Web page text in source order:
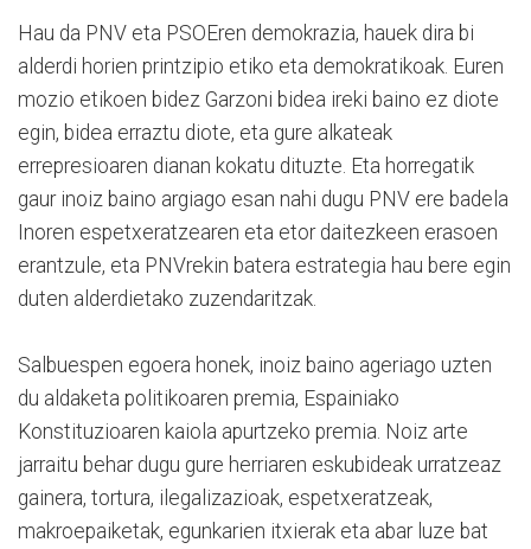
Hau da PNV eta PSOEren demokrazia, hauek dira bi
alderdi horien printzipio etiko eta demokratikoak. Euren
mozio etikoen bidez Garzoni bidea ireki baino ez diote
egin, bidea erraztu diote, eta gure alkateak
errepresioaren dianan kokatu dituzte. Eta horregatik
gaur inoiz baino argiago esan nahi dugu PNV ere badela
Inoren espetxeratzearen eta etor daitezkeen erasoen
erantzule, eta PNVrekin batera estrategia hau bere egin
duten alderdietako zuzendaritzak.
Salbuespen egoera honek, inoiz baino ageriago uzten
du aldaketa politikoaren premia, Espainiako
Konstituzioaren kaiola apurtzeko premia. Noiz arte
jarraitu behar dugu gure herriaren eskubideak urratzeaz
gainera, tortura, ilegalizazioak, espetxeratzeak,
makroepaiketak, egunkarien itxierak eta abar luze bat